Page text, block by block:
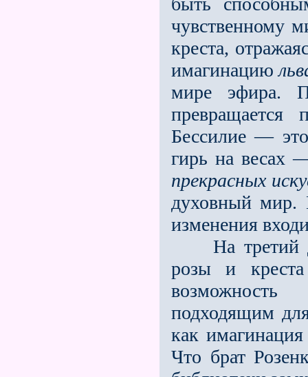
чувственному
креста,
имагинацию
мире эфира.
Бессилие —
гирь на весах
прекрасных
духовный
изменения
На третий
розы и креста
подходящим
как
Что брат